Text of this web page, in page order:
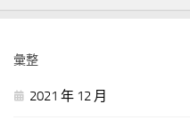
彙整
2021 年 12 月